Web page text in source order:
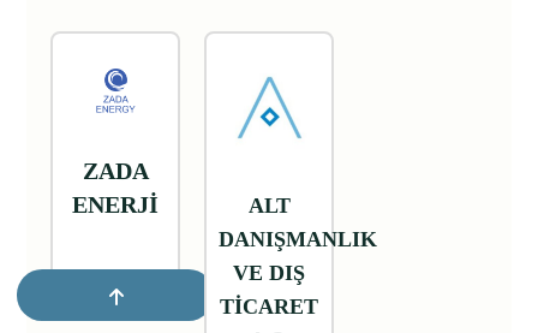
ZADA
ENERJİ
ALT
DANIŞMANLIK
VE DIŞ
TİCARET